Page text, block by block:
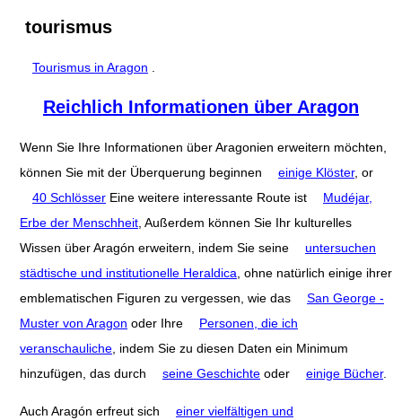
tourismus
Tourismus in Aragon
Reichlich Informationen über Aragon
Wenn Sie Ihre Informationen über Aragonien erweitern möchten,
können Sie mit der Überquerung beginnen
einige Klöster, or
40 Schlösser Eine weitere interessante Route ist
Mudéjar,
Erbe der Menschheit , Außerdem können Sie Ihr kulturelles
Wissen über Aragón erweitern, indem Sie seine
untersuchen
städtische und institutionelle Heraldica , ohne natürlich einige ihrer
emblematischen Figuren zu vergessen, wie das
San George -
Muster von Aragon oder Ihre
Personen, die ich
veranschauliche , indem Sie zu diesen Daten ein Minimum
hinzufügen, das durch
seine Geschichte oder einige Bücher.
Auch Aragón erfreut sich
einer vielfältigen und